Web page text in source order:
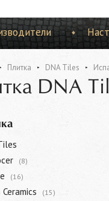
Плитка DNA Tiles
DNA
(8)
(16)
(15)